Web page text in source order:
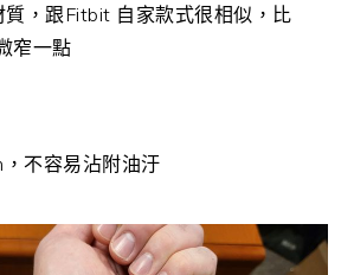
，跟Fitbit 自家款式很相似，比
窄一點
不容易沾附油汙